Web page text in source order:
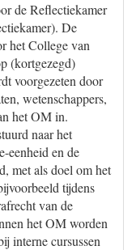
de Reflectiekamer
De
het College van
(kortgezegd)
voorgezeten door
wetenschappers,
het OM in.
naar het
eenheid en de
met als doel om het
tijdens
van de
het OM worden
interne cursussen